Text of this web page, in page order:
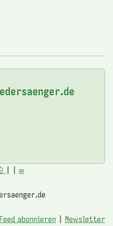
| | ✉️
abonnieren | Newsletter